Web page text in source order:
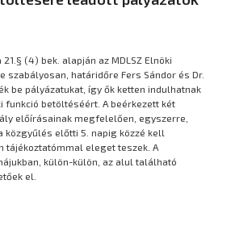
21.§ (4) bek. alapján az MDLSZ Elnöki
szabályosan, határidőre Fers Sándor és Dr.
be pályázatukat, így ők ketten indulhatnak
funkció betöltéséért. A beérkezett két
előírásainak megfelelően, egyszerre,
közgyűlés előtti 5. napig közzé kell
tájékoztatómmal eleget teszek. A
külön-külön, az alul található
el.